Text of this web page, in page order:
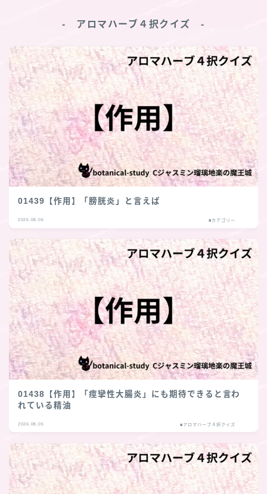
‐ アロマハーブ４択クイズ ‐
01439【作用】「膀胱炎」と言えば
2026.08.06 ■カテゴリー
01438【作用】「痙攣性大腸炎」にも期待できると言わ
れている精油
2026.08.05 ■アロマハーブ４択クイズ